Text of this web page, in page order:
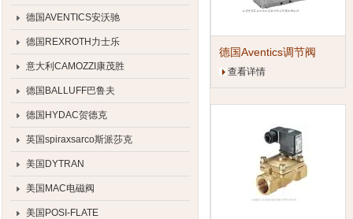
德国AVENTICS安沃驰
德国REXROTH力士乐
意大利CAMOZZI康茂胜
德国BALLUFF巴鲁夫
德国HYDAC贺德克
英国spiraxsarco斯派莎克
美国DYTRAN
美国MAC电磁阀
美国POSI-FLATE
德国Aventics调节阀
查看详情